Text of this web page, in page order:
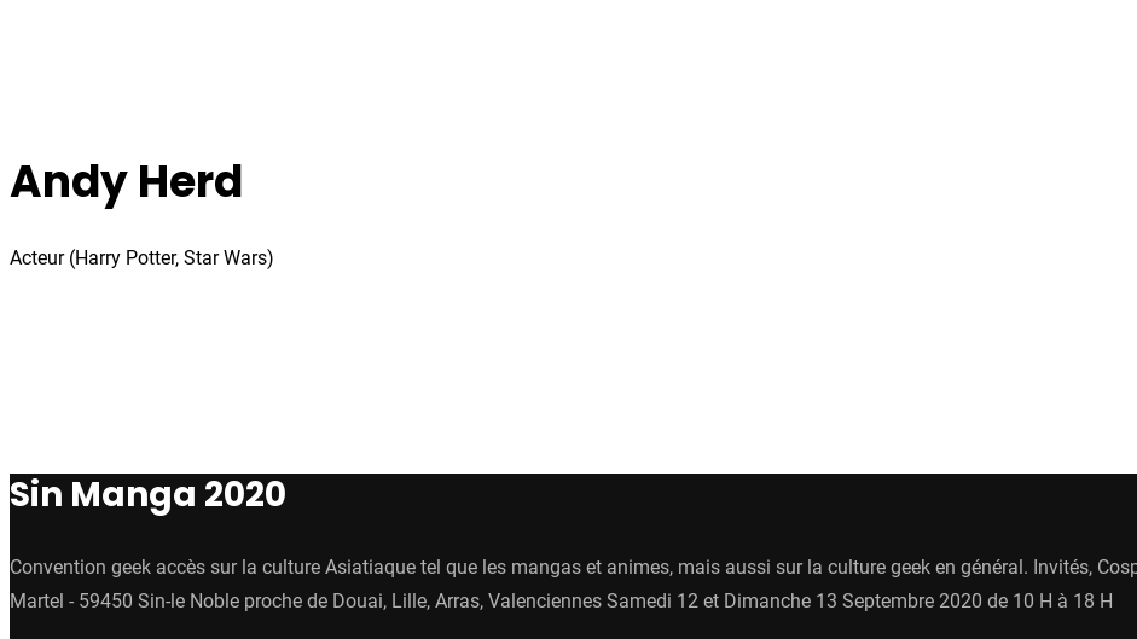
Andy Herd
Acteur (Harry Potter, Star Wars)
Sin Manga 2020
Convention geek accès sur la culture Asiatiaque tel que les mangas et animes, mais aussi sur la culture geek en général. Invités,
Martel - 59450 Sin-le Noble proche de Douai, Lille, Arras, Valenciennes Samedi 12 et Dimanche 13 Septembre 2020 de 10 H à 18 H